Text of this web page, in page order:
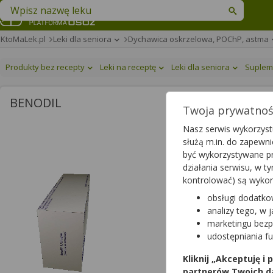
Znajdź lek w swojej okolicy
KtoMaLek.pl Leki dla seniora Dychawica oskrzelowa, POChP, astma
Produkty bez recepty Leki na receptę Leki dla seniora
BENODIL
Benodil
zawiesina do nebulizacji|
lek na receptę|
Wybierz odpłatność
Twoja
Nasz serwis
służą m.in. do
być wykorzystywane
działania serwisu, w
kontrolować) są
obsługi
analizy tego, w
marketingu
udostępniania
Kliknij „Akceptuję i